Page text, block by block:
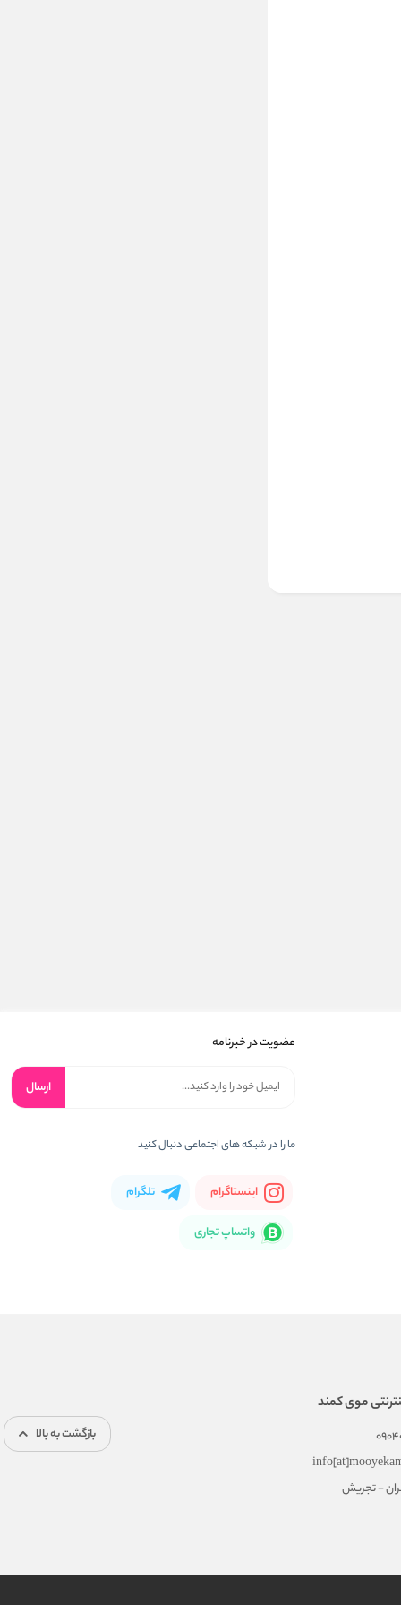
عضویت در خبرنامه
ارسال
ما را در شبکه های اجتماعی دنبال کنید
اینستاگرام تلگرام
واتساپ تجاری
موی کمند
- تجریش
بازگشت به بالا